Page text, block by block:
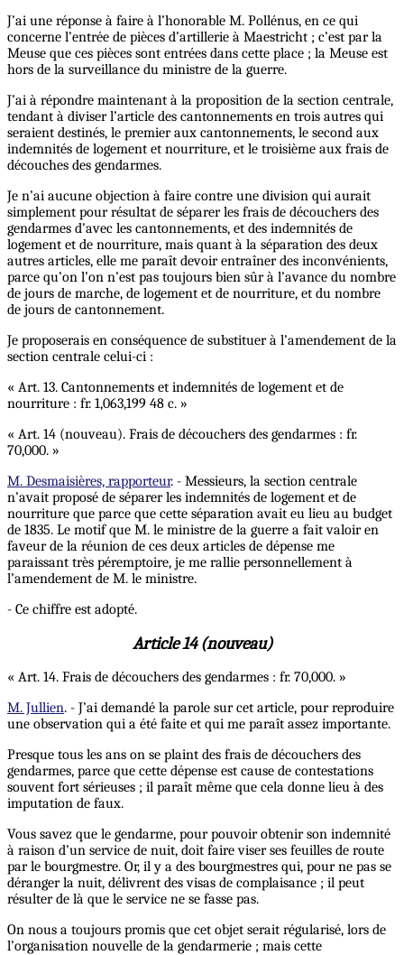
J’ai une réponse à faire à l’honorable M. Pollénus, en ce qui
concerne l’entrée de pièces d’artillerie à Maestricht ; c’est par la
Meuse que ces pièces sont entrées dans cette place ; la Meuse est
hors de la surveillance du ministre de la guerre.
J’ai à répondre maintenant à la proposition de la section centrale,
tendant à diviser l’article des cantonnements en trois autres qui
seraient destinés, le premier aux cantonnements, le second aux
indemnités de logement et nourriture, et le troisième aux frais de
découches des gendarmes.
Je n’ai aucune objection à faire contre une division qui aurait
simplement pour résultat de séparer les frais de découchers des
gendarmes d’avec les cantonnements, et des indemnités de
logement et de nourriture, mais quant à la séparation des deux
autres articles, elle me paraît devoir entraîner des inconvénients,
parce qu’on l’on n’est pas toujours bien sûr à l’avance du nombre
de jours de marche, de logement et de nourriture, et du nombre
de jours de cantonnement.
Je proposerais en conséquence de substituer à l’amendement de la
section centrale celui-ci :
« Art. 13. Cantonnements et indemnités de logement et de
nourriture : fr. 1,063,199 48 c. »
« Art. 14 (nouveau). Frais de découchers des gendarmes : fr.
70,000. »
M. Desmaisières, rapporteur. - Messieurs, la section centrale
n’avait proposé de séparer les indemnités de logement et de
nourriture que parce que cette séparation avait eu lieu au budget
de 1835. Le motif que M. le ministre de la guerre a fait valoir en
faveur de la réunion de ces deux articles de dépense me
paraissant très péremptoire, je me rallie personnellement à
l’amendement de M. le ministre.
- Ce chiffre est adopté.
Article 14 (nouveau)
« Art. 14. Frais de découchers des gendarmes : fr. 70,000. »
M. Jullien. - J’ai demandé la parole sur cet article, pour reproduire
une observation qui a été faite et qui me paraît assez importante.
Presque tous les ans on se plaint des frais de découchers des
gendarmes, parce que cette dépense est cause de contestations
souvent fort sérieuses ; il paraît même que cela donne lieu à des
imputation de faux.
Vous savez que le gendarme, pour pouvoir obtenir son indemnité
à raison d’un service de nuit, doit faire viser ses feuilles de route
par le bourgmestre. Or, il y a des bourgmestres qui, pour ne pas se
déranger la nuit, délivrent des visas de complaisance ; il peut
résulter de là que le service ne se fasse pas.
On nous a toujours promis que cet objet serait régularisé, lors de
l’organisation nouvelle de la gendarmerie ; mais cette